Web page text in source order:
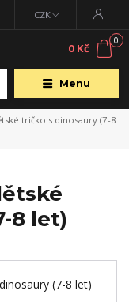
Menu
CZK
0
0 Kč
tričko s dinosaury (7-8
8 let)